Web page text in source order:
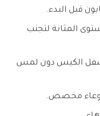
قبل البدء.
المثانة لتجنب
الكيس دون لمس
وعاء مخصص.